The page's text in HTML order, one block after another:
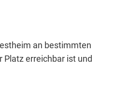
an bestimmten
Platz erreichbar ist und